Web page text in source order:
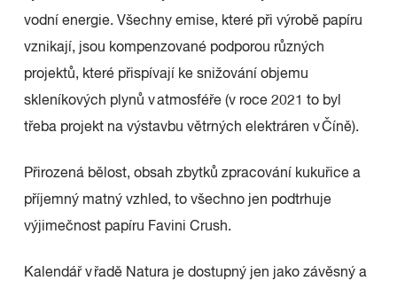
vodní energie. Všechny emise, které při výrobě papíru
vznikají, jsou kompenzované podporou různých
projektů, které přispívají ke snižování objemu
skleníkových plynů v atmosféře (v roce 2021 to byl
třeba projekt na výstavbu větrných elektráren v Číně).
Přirozená bělost, obsah zbytků zpracování kukuřice a
příjemný matný vzhled, to všechno jen podtrhuje
výjimečnost papíru Favini Crush.
Kalendář v řadě Natura je dostupný jen jako závěsný a